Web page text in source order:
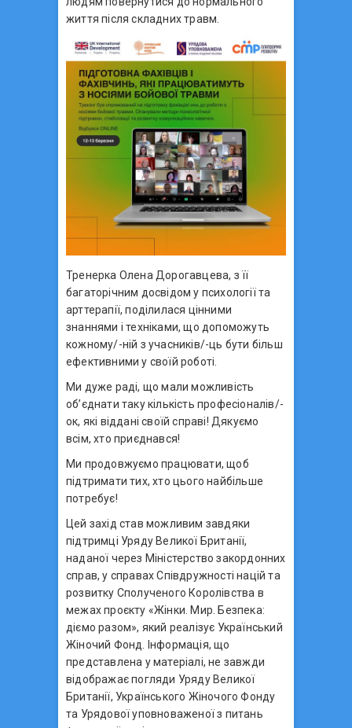
життя після складних травм.
Тренерка Олена Дорогавцева, з її
багаторічним досвідом у психології та
арттерапії, поділилася цінними
знаннями і техніками, що допоможуть
кожному/-ній з учасників/-ць бути більш
ефективними у своїй роботі.
Ми дуже раді, що мали можливість
об’єднати таку кількість професіоналів/-
ок, які віддані своїй справі! Дякуємо
всім, хто приєднався!
Ми продовжуємо працювати, щоб
підтримати тих, хто цього найбільше
потребує!
Цей захід став можливим завдяки
підтримці Уряду Великої Британії,
наданої через Міністерство закордонних
справ, у справах Співдружності націй та
розвитку Сполученого Королівства в
межах проєкту «Жінки. Мир. Безпека:
діємо разом», який реалізує Український
Жіночий Фонд. Інформація, що
представлена у матеріалі, не завжди
відображає погляди Уряду Великої
Британії, Українського Жіночого Фонду
та Урядової уповноваженої з питань